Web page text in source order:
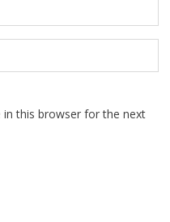
in this browser for the next